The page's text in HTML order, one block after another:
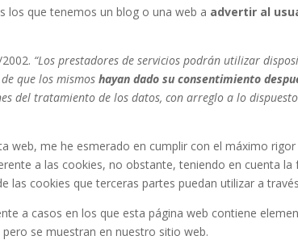
los que tenemos un blog o una web a advertir al
“Los prestadores de servicios podrán utilizar
que los mismoshayan dado su consentimiento
del tratamiento de los datos, con arreglo a lo
web, me he esmerado en cumplir con el máximo
a las cookies, no obstante, teniendo en cuenta
las cookies que terceras partes puedan utilizar a
a casos en los que esta página web contiene
se muestran en nuestro sitio web.